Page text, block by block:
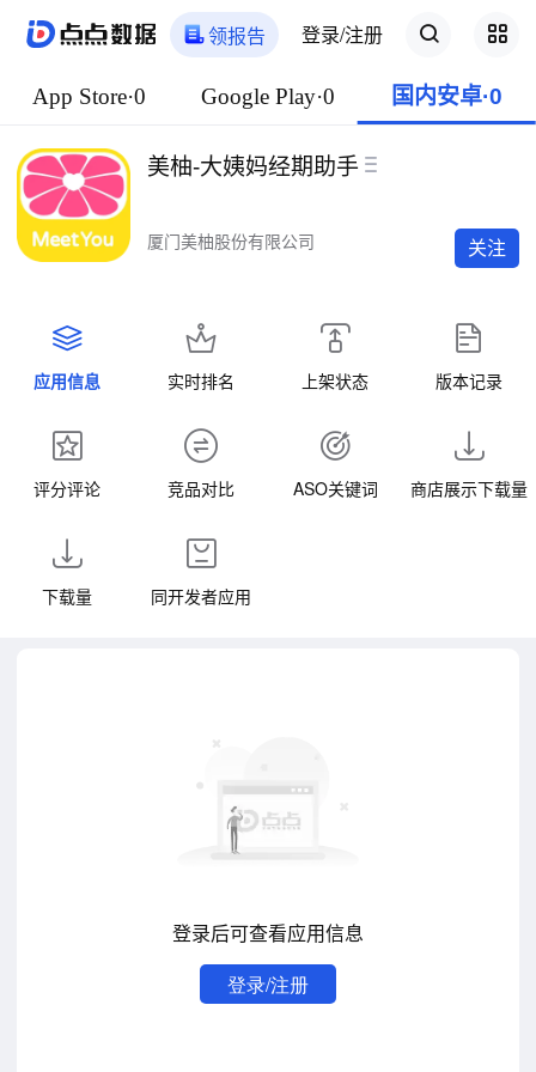
领报告 登录/注册
App Store·0 Google Play·0 国内安卓·0
美柚-大姨妈经期助手
厦门美柚股份有限公司 关注
应用信息 实时排名 上架状态 版本记录
评分评论 竞品对比 ASO关键词 商店展示下载量
下载量 同开发者应用
登录后可查看应用信息
登录/注册